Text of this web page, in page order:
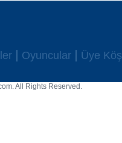
Oyuncular Üye
All Rights Reserved.